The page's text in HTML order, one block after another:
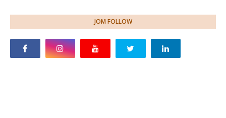
JOM FOLLOW